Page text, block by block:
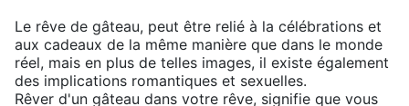
Le rêve de gâteau, peut être relié à la célébrations et
aux cadeaux de la même manière que dans le monde
réel, mais en plus de telles images, il existe également
des implications romantiques et sexuelles.
Rêver d'un gâteau dans votre rêve, signifie que vous